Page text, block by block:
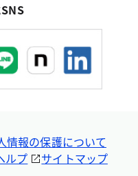
情報の保護について
ルプ サイトマップ